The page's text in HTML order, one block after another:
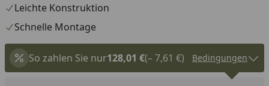
Leichte Konstruktion
Schnelle Montage
So zahlen Sie nur128,01 €(– 7,61 €) Bedingungen